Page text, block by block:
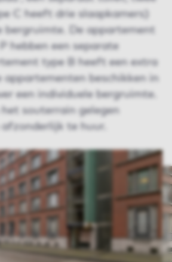
C heeft drie slaapkamers)
bergruimte. De appartement
hebben een separate
type B heeft een extra
appartementen beschikken in
een individuele bergruimte.
het souterrain gelegen
te huur.